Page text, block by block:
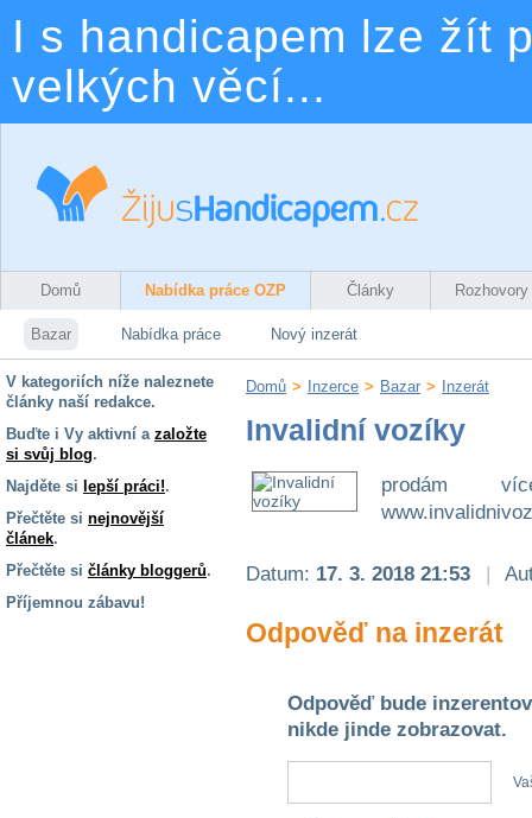
I s handicapem lze žít
velkých věcí...
Domů Nabídka práce OZP Články Rozhovory
Bazar Nabídka práce Nový inzerát
V kategoriích níže naleznete
články naší redakce.
Buďte i Vy aktivní a založte
si svůj blog.
Najděte si lepší práci!.
Přečtěte si nejnovější
článek.
Přečtěte si články bloggerů.
Příjemnou zábavu!
Domů > Inzerce > Bazar > Inzerát
Invalidní vozíky
prodám
Datum: 17. 3. 2018 21:53 |
Odpověď na inzerát
Odpověď bude
nikde jinde zobrazovat.